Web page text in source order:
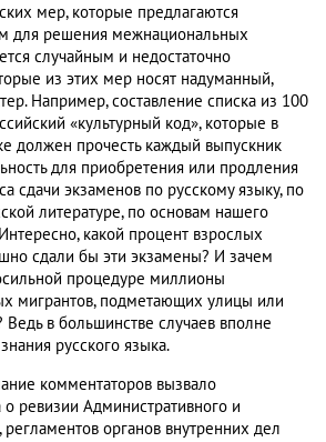
мер, которые предлагаются
для решения межнациональных
случайным и недостаточно
из этих мер носят надуманный,
Например, составление списка из 100
«культурный код», которые в
должен прочесть каждый выпускник
для приобретения или продления
сдачи экзаменов по русскому языку, по
литературе, по основам нашего
какой процент взрослых
сдали бы эти экзамены? И зачем
процедуре миллионы
мигрантов, подметающих улицы или
Ведь в большинстве случаев вполне
русского языка.
комментаторов вызвало
ревизии Административного и
регламентов органов внутренних дел